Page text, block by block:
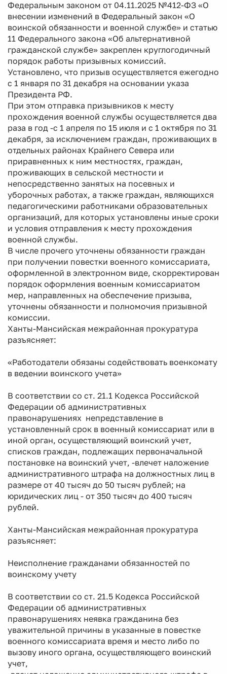
Федеральным законом от 04.11.2025 №412-ФЗ «О
внесении изменений в Федеральный закон «О
воинской обязанности и военной службе» и статью
11 Федерального закона «Об альтернативной
гражданской службе» закреплен круглогодичный
порядок работы призывных комиссий.
Установлено, что призыв осуществляется ежегодно
с 1 января по 31 декабря на основании указа
Президента РФ.
При этом отправка призывников к месту
прохождения военной службы осуществляется два
раза в год -с 1 апреля по 15 июля и с 1 октября по 31
декабря, за исключением граждан, проживающих в
отдельных районах Крайнего Севера или
приравненных к ним местностях, граждан,
проживающих в сельской местности и
непосредственно занятых на посевных и
уборочных работах, а также граждан, являющихся
педагогическими работниками образовательных
организаций, для которых установлены иные сроки
и условия отправления к месту прохождения
военной службы.
В числе прочего уточнены обязанности граждан
при получении повестки военного комиссариата,
оформленной в электронном виде, скорректирован
порядок оформления военным комиссариатом
мер, направленных на обеспечение призыва,
уточнены обязанности и полномочия призывной
комиссии.
Ханты-Мансийская межрайонная прокуратура
разъясняет:
«Работодатели обязаны содействовать военкомату
в ведении воинского учета»
В соответствии со ст. 21.1 Кодекса Российской
Федерации об административных
правонарушениях непредставление в
установленный срок в военный комиссариат или в
иной орган, осуществляющий воинский учет,
списков граждан, подлежащих первоначальной
постановке на воинский учет, -влечет наложение
административного штрафа на должностных лиц в
размере от 40 тысяч до 50 тысяч рублей; на
юридических лиц - от 350 тысяч до 400 тысяч
рублей.
Ханты-Мансийская межрайонная прокуратура
разъясняет:
Неисполнение гражданами обязанностей по
воинскому учету
В соответствии со ст. 21.5 Кодекса Российской
Федерации об административных
правонарушениях неявка гражданина без
уважительной причины в указанные в повестке
военного комиссариата время и место либо по
вызову иного органа, осуществляющего воинский
учет,